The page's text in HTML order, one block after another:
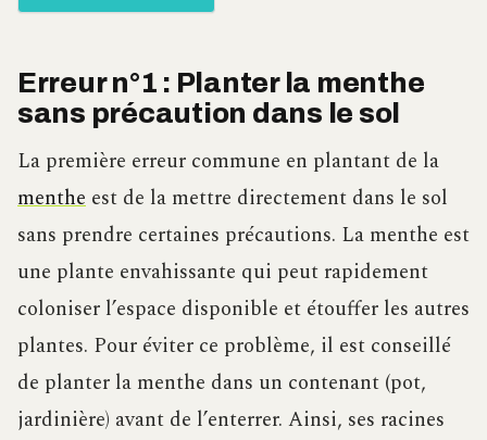
Erreur n°1 : Planter la menthe
sans précaution dans le sol
La première erreur commune en plantant de la
menthe est de la mettre directement dans le sol
sans prendre certaines précautions. La menthe est
une plante envahissante qui peut rapidement
coloniser l’espace disponible et étouffer les autres
plantes. Pour éviter ce problème, il est conseillé
de planter la menthe dans un contenant (pot,
jardinière) avant de l’enterrer. Ainsi, ses racines